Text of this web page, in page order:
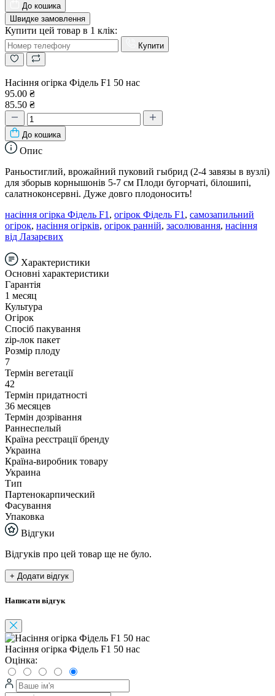
До кошика
Швидке замовлення
Купити цей товар в 1 клік:
Купити
Насіння огірка Фідель F1 50 нас
95.00 ₴
85.50 ₴
До кошика
Опис
Раньостиглий, врожайний пуковий гыбрид (2-4 завязы в вузлі)
для зборыв корнышонів 5-7 см Плоди бугорчаті, білошипі,
салатноконсервні. Дуже довго плодоносить!
насіння огірка Фідель F1 , огірок Фідель F1 , самозапильний
огірок, насіння огірків, огірок ранній, засолювання, насіння
від Лазарєвих
Характеристики
Основні характеристики
Гарантія
1 месяц
Культура
Огірок
Спосіб пакування
zip-лок пакет
Розмір плоду
7
Термін вегетації
42
Термін придатності
36 месяцев
Термін дозрівання
Раннеспелый
Країна реєстрації бренду
Украина
Країна-виробник товару
Украина
Тип
Партенокарпический
Фасування
Упаковка
Відгуки
Відгуків про цей товар ще не було.
+ Додати відгук
Написати відгук
Насіння огірка Фідель F1 50 нас
Оцінка: